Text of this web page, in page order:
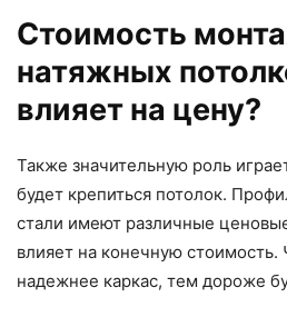
Стоимость
натяжных
влияет на цену?
Также значительную роль
будет крепиться потолок.
стали имеют различные
влияет на конечную
надежнее каркас, тем дороже